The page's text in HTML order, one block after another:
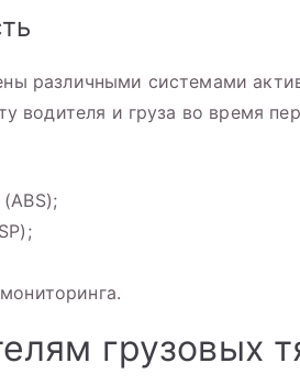
различными системами
водителя и груза во время
грузовых